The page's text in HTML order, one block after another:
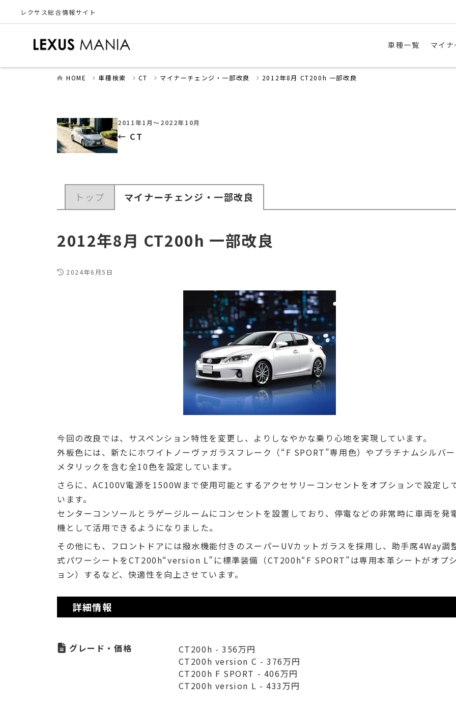
レクサス総合情報サイト
車種一覧 マイ
HOME 車種検索 CT マイナーチェンジ・一部改良 2012年8月 CT200h 一部改良
2011年1月～2022年10月
CT
トップ マイナーチェンジ・一部改良
2012年8月 CT200h 一部改良
2024年6月5日
今回の改良では、サスペンション特性を変更し、よりしなやかな乗り心地を実現しています。
外板色には、新たにホワイトノーヴァガラスフレーク（“F SPORT”専用色）やプラチナムシルバー
メタリックを含む全10色を設定しています。
さらに、AC100V電源を1500Wまで使用可能とするアクセサリーコンセントをオプションで設定し
います。
センターコンソールとラゲージルームにコンセントを設置しており、停電などの非常時に車両を発
機として活用できるようになりました。
その他にも、フロントドアには撥水機能付きのスーパーUVカットガラスを採用し、助手席4Way調
式パワーシートをCT200h“version L”に標準装備（CT200h“F SPORT”は専用本革シートがオプ
ョン）するなど、快適性を向上させています。
詳細情報
グレード・価格
CT200h - 356万円
CT200h version C - 376万円
CT200h F SPORT - 406万円
CT200h version L - 433万円